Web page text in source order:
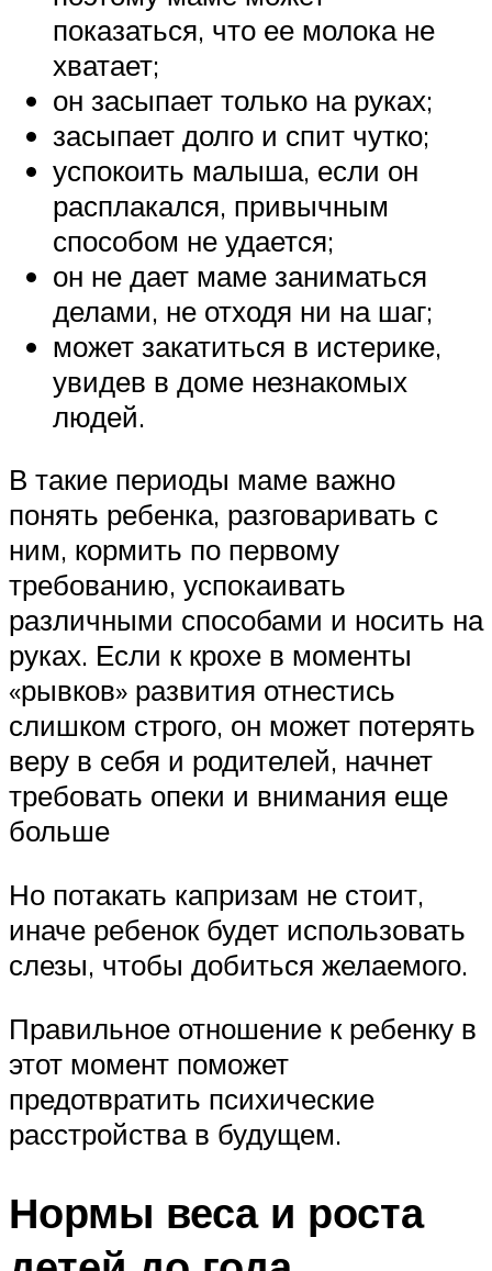
показаться, что ее молока не
хватает;
он засыпает только на руках;
засыпает долго и спит чутко;
успокоить малыша, если он
расплакался, привычным
способом не удается;
он не дает маме заниматься
делами, не отходя ни на шаг;
может закатиться в истерике,
увидев в доме незнакомых
людей.
В такие периоды маме важно
понять ребенка, разговаривать с
ним, кормить по первому
требованию, успокаивать
различными способами и носить на
руках. Если к крохе в моменты
«рывков» развития отнестись
слишком строго, он может потерять
веру в себя и родителей, начнет
требовать опеки и внимания еще
больше
Но потакать капризам не стоит,
иначе ребенок будет использовать
слезы, чтобы добиться желаемого.
Правильное отношение к ребенку в
этот момент поможет
предотвратить психические
расстройства в будущем.
Нормы веса и роста